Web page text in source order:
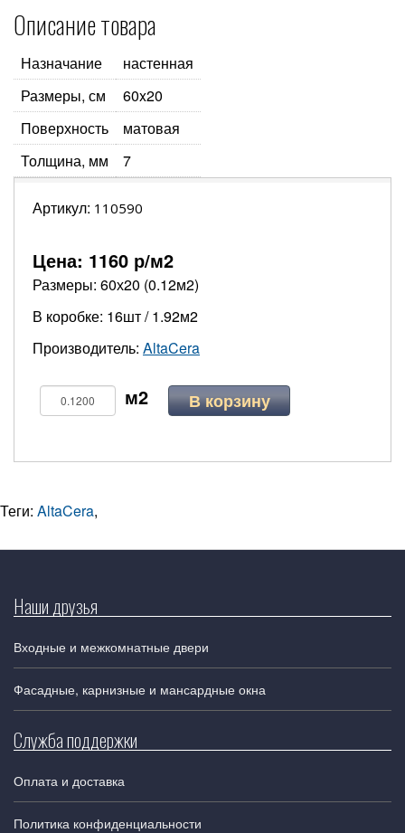
Описание товара
Назначание
настенная
Размеры, см
60x20
Поверхность
матовая
Толщина, мм
7
Артикул: 110590
Цена: 1160 р/м2
Размеры: 60х20 (0.12м2)
В коробке: 16шт / 1.92м2
Производитель: AltaCera
В корзину
Теги: AltaCera,
Наши друзья
Входные и межкомнатные двери
Фасадные, карнизные и мансардные окна
Служба поддержки
Оплата и доставка
Политика конфиденциальности